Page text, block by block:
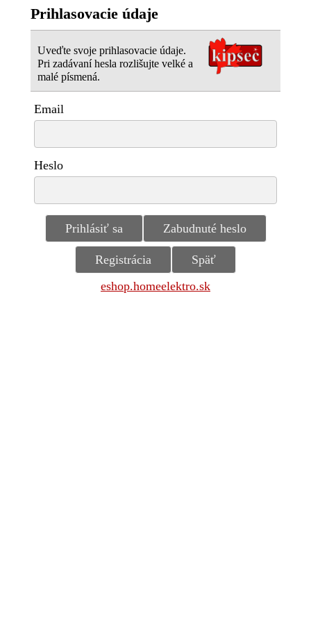
Prihlasovacie údaje
Uveďte svoje prihlasovacie údaje.
Pri zadávaní hesla rozlišujte velké a
malé písmená.
Email
Heslo
eshop.homeelektro.sk